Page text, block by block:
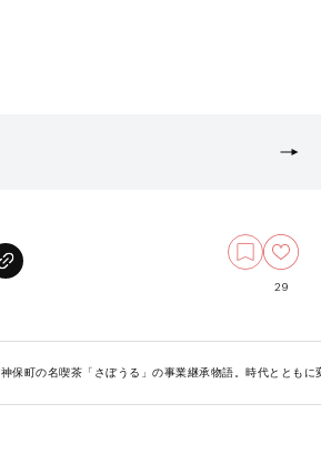
29
神保町の名喫茶「さぼうる」の事業継承物語。時代ととも